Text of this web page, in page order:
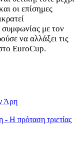
οι επίσημες
συμφωνίας με τον
να αλλάξει τις
EuroCup.
Άρη
Η πρόταση τριετίας